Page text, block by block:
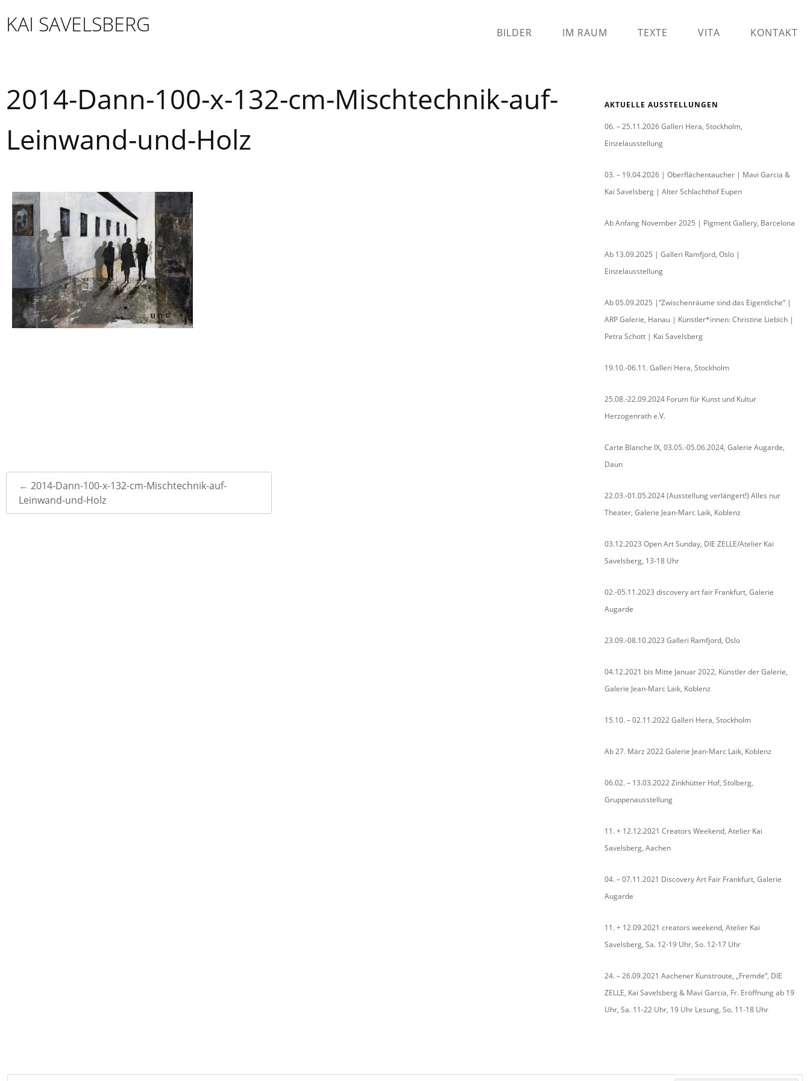
to
content
KAI SAVELSBERG BILDER IM RAUM TEXTE VITA KONTAKT
2014-Dann-100-x-132-cm-Mischtechnik-auf-
Leinwand-und-Holz
Post
navigation
← 2014-Dann-100-x-132-cm-Mischtechnik-auf-
Leinwand-und-Holz
AKTUELLE AUSSTELLUNGEN
06. – 25.11.2026 Galleri Hera, Stockholm,
Einzelausstellung
03. – 19.04.2026 | Oberflächentaucher | Mavi Garcia &
Kai Savelsberg | Alter Schlachthof Eupen
Ab Anfang November 2025 | Pigment Gallery, Barcelona
Ab 13.09.2025 | Galleri Ramfjord, Oslo |
Einzelausstellung
Ab 05.09.2025 |“Zwischenräume sind das Eigentliche“ |
ARP Galerie, Hanau | Künstler*innen: Christine Liebich |
Petra Schott | Kai Savelsberg
19.10.-06.11. Galleri Hera, Stockholm
25.08.-22.09.2024 Forum für Kunst und Kultur
Herzogenrath e.V.
Carte Blanche IX, 03.05.-05.06.2024, Galerie Augarde,
Daun
22.03.-01.05.2024 (Ausstellung verlängert!) Alles nur
Theater, Galerie Jean-Marc Laik, Koblenz
03.12.2023 Open Art Sunday, DIE ZELLE/Atelier Kai
Savelsberg, 13-18 Uhr
02.-05.11.2023 discovery art fair Frankfurt, Galerie
Augarde
23.09.-08.10.2023 Galleri Ramfjord, Oslo
04.12.2021 bis Mitte Januar 2022, Künstler der Galerie,
Galerie Jean-Marc Laik, Koblenz
15.10. – 02.11.2022 Galleri Hera, Stockholm
Ab 27. März 2022 Galerie Jean-Marc Laik, Koblenz
06.02. – 13.03.2022 Zinkhütter Hof, Stolberg,
Gruppenausstellung
11. + 12.12.2021 Creators Weekend, Atelier Kai
Savelsberg, Aachen
04. – 07.11.2021 Discovery Art Fair Frankfurt, Galerie
Augarde
11. + 12.09.2021 creators weekend, Atelier Kai
Savelsberg, Sa. 12-19 Uhr, So. 12-17 Uhr
24. – 26.09.2021 Aachener Kunstroute, „Fremde“, DIE
ZELLE, Kai Savelsberg & Mavi Garcia, Fr. Eröffnung ab 19
Uhr, Sa. 11-22 Uhr, 19 Uhr Lesung, So. 11-18 Uhr